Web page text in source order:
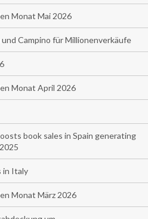
Monat Mai 2026
Campino für Millionenverkäufe
Monat April 2026
book sales in Spain generating
in Italy
Monat März 2026